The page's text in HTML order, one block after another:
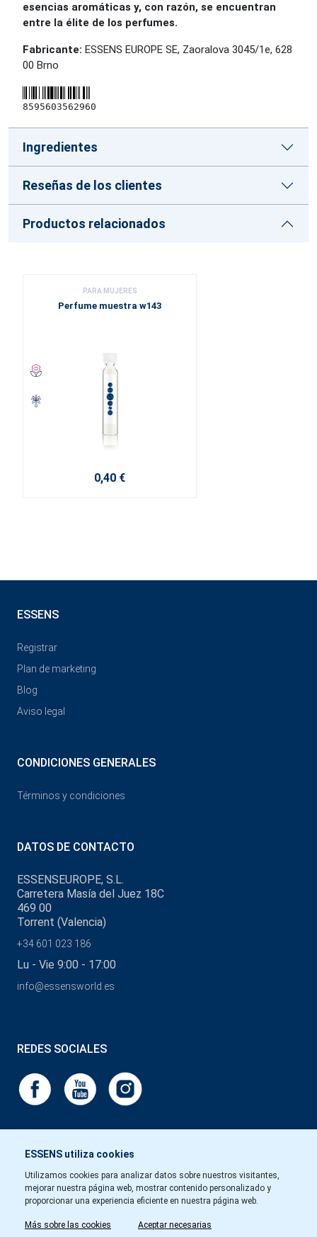
esencias aromáticas y, con razón, se encuentran
entre la élite de los perfumes.
Fabricante: ESSENS EUROPE SE, Zaoralova 3045/1e, 628
00 Brno
8595603562960
Ingredientes
Reseñas de los clientes
Productos relacionados
PARA MUJERES
Perfume muestra w143
0,40 €
ESSENS utiliza cookies
Utilizamos cookies para analizar datos sobre nuestros visitantes,
mejorar nuestra página web, mostrar contenido personalizado y
proporcionar una experiencia eficiente en nuestra página web.
Más sobre las cookies Aceptar necesarias
ESSENS
Registrar
Plan de marketing
Blog
Aviso legal
CONDICIONES GENERALES
Términos y condiciones
DATOS DE CONTACTO
ESSENSEUROPE, S.L.
Carretera Masía del Juez 18C
469 00
Torrent (Valencia)
+34 601 023 186
Lu - Vie 9:00 - 17:00
info@essensworld.es
REDES SOCIALES